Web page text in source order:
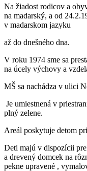
Na žiadost rodicov a
na madarský, a od
v madarskom jazyku
až do dnešného dna.
V roku 1974 sme sa
na úcely výchovy a
MŠ sa nachádza v ulici
Je umiestnená v
plný zelene.
Areál poskytuje detom
Deti majú v dispozícii
a drevený domcek na
pekne upravené ,